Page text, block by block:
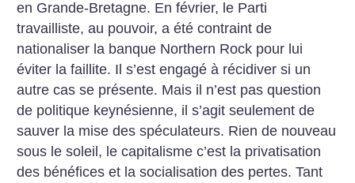
en Grande-Bretagne. En février, le Parti
travailliste, au pouvoir, a été contraint de
nationaliser la banque Northern Rock pour lui
éviter la faillite. Il s’est engagé à récidiver si un
autre cas se présente. Mais il n’est pas question
de politique keynésienne, il s’agit seulement de
sauver la mise des spéculateurs. Rien de nouveau
sous le soleil, le capitalisme c’est la privatisation
des bénéfices et la socialisation des pertes. Tant